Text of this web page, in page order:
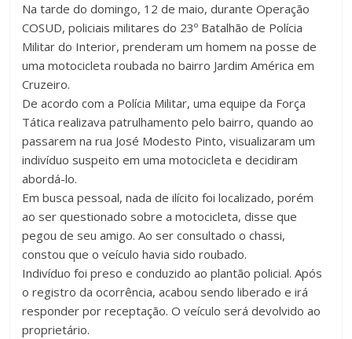
Na tarde do domingo, 12 de maio, durante Operação
COSUD, policiais militares do 23º Batalhão de Polícia
Militar do Interior, prenderam um homem na posse de
uma motocicleta roubada no bairro Jardim América em
Cruzeiro.
De acordo com a Polícia Militar, uma equipe da Força
Tática realizava patrulhamento pelo bairro, quando ao
passarem na rua José Modesto Pinto, visualizaram um
indivíduo suspeito em uma motocicleta e decidiram
abordá-lo.
Em busca pessoal, nada de ilícito foi localizado, porém
ao ser questionado sobre a motocicleta, disse que
pegou de seu amigo. Ao ser consultado o chassi,
constou que o veículo havia sido roubado.
Indivíduo foi preso e conduzido ao plantão policial. Após
o registro da ocorrência, acabou sendo liberado e irá
responder por receptação. O veículo será devolvido ao
proprietário.